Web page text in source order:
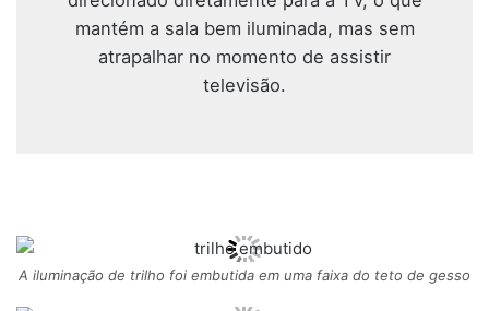
mantém a sala bem iluminada, mas sem
atrapalhar no momento de assistir
televisão.
A iluminação de trilho foi embutida em uma faixa do teto de gesso